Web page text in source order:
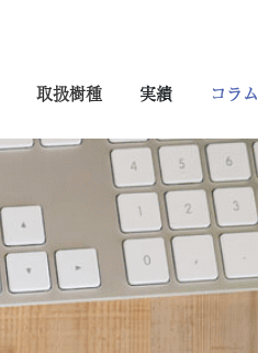
取扱樹種 実績 コラム